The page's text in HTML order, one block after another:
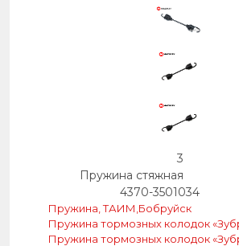
3
Пружина стяжная
4370-3501034
Пружина, ТАИМ,Бобруйск
Пружина тормозных колодок
Пружина тормозных колодок